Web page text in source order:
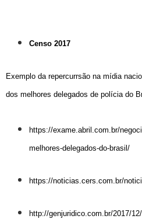
Censo 2017
Exemplo da repercurrsão na mídia
dos melhores delegados de polícia do
https://exame.abril.com.br/
melhores-delegados-do-brasil/
https://noticias.cers.com.br/
http://genjuridico.com.br/2017/